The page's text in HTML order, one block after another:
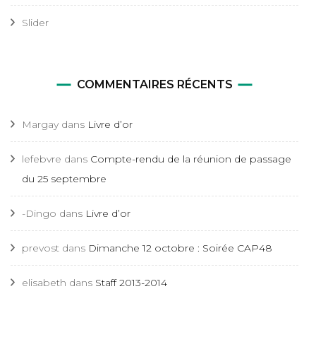
Slider
COMMENTAIRES RÉCENTS
Margay dans Livre d’or
lefebvre dans Compte-rendu de la réunion de passage
du 25 septembre
-Dingo dans Livre d’or
prevost dans Dimanche 12 octobre : Soirée CAP48
elisabeth dans Staff 2013-2014